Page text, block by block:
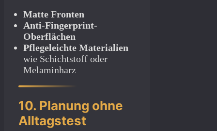
Matte Fronten
Anti-Fingerprint-
Oberflächen
Pflegeleichte Materialien
wie Schichtstoff oder
Melaminharz
10. Planung ohne
Alltagstest